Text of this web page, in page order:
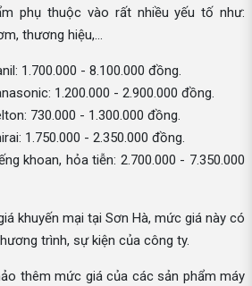
phụ thuộc vào rất nhiều yếu tố như:
thương hiệu,...
1.700.000 - 8.100.000 đồng.
1.200.000 - 2.900.000 đồng.
730.000 - 1.300.000 đồng.
1.750.000 - 2.350.000 đồng.
khoan, hỏa tiễn: 2.700.000 - 7.350.000
khuyến mại tại Sơn Hà, mức giá này có
trình, sự kiện của công ty.
thêm mức giá của các sản phẩm máy